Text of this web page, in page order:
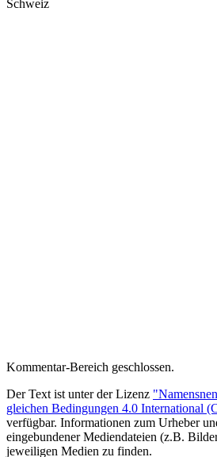
Schweiz
Kommentar-Bereich geschlossen.
Der Text ist unter der Lizenz
gleichen Bedingungen 4.0 International
verfügbar. Informationen zum Urheber
eingebundener Mediendateien (z.B.
jeweiligen Medien zu finden.